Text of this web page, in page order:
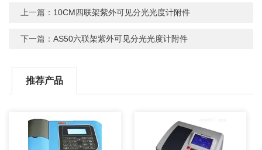
上一篇： 10CM四联架紫外可见分光光度计附件
下一篇：AS50六联架紫外可见分光光度计附件
推荐产品